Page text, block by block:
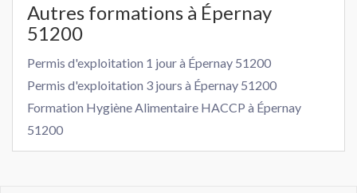
Autres formations à Épernay
51200
Permis d'exploitation 1 jour à Épernay 51200
Permis d'exploitation 3 jours à Épernay 51200
Formation Hygiène Alimentaire HACCP à Épernay
51200